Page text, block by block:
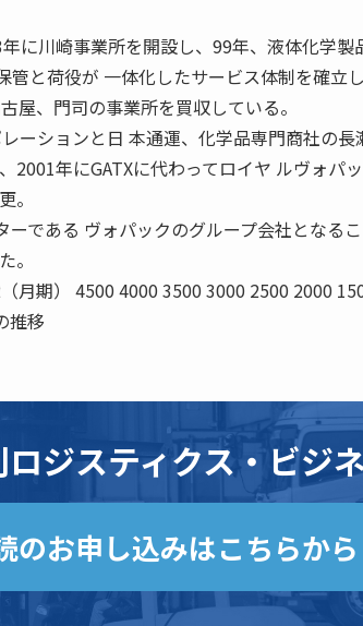
に川崎事業所を開設し、99年、液体化学製
と荷役が 一体化したサービス体制を確立し
屋、門司の事業所を買収している。
ーションと日 本通運、化学品専門商社の長
2001年にGATXに代わってロイヤ ルヴォパ
。
である ヴォパックのグループ会社となる
。
月期） 4500 4000 3500 3000 2500 2000
推移
ジスティクス・ビジ
のお申し込みはこちらから